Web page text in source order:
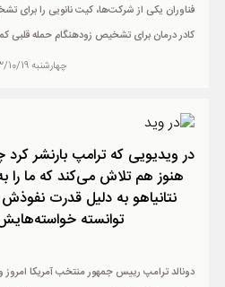
فناوران یکی از شرکت‌ها، کیت نانویی را برای
کادر درمان برای تشخیص زودهنگام حمله قلبی
چهارشنبه 1403/10/19
در ویدیویی که ترامپ بارنشر کرد
هنوز هم تلاش می‌کند که ما را
نتانیاهو به دلیل قدرت
توانسته
دونالد ترامپ رییس جمهور منتخب آمریکا